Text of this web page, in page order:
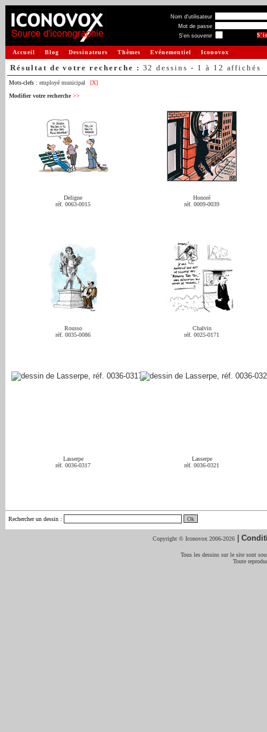
Nom d'utilisateur
Mot de passe
S'en souvenir
Accueil Blog Dessinateurs Thèmes Evénementiel Iconovox
Résultat de votre recherche : 32 dessins - 1 à 12 affichés
Mots-clefs : employé municipal
[X]
Modifier votre recherche >>
Deligne
réf. 0063-0015
Honoré
réf. 0009-0039
Rousso
réf. 0035-0086
Chalvin
réf. 0025-0171
Lasserpe
réf. 0036-0317
Lasserpe
réf. 0036-0321
Rechercher un dessin :
Copyright © Iconovox 2006-2026 |
Tous les dessins sur le site sont
Toute